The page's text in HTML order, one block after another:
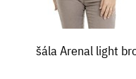
šála Arenal light